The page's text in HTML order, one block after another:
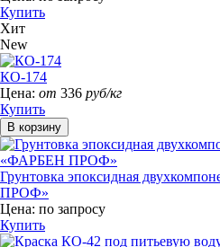
Купить
Хит
New
КО-174
Цена: от 336 руб/кг
Купить
Грунтовка эпоксидная
ПРОФ»
Цена: по запросу
Купить